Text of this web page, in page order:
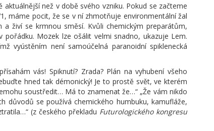
než v době svého vzniku. Pokud se začteme
máme pocit, že se v ní zhmotňuje environmentální žal
živí se krmnou směsí. Kvůli chemickým preparátům,
Mozek lze ošálit velmi snadno, ukazuje Lem.
vyústěním není samoúčelná paranoidní spiklenecká
vás! Spiknutí? Zrada? Plán na vyhubení všeho
hned tak démonický! Je to prostě svět, ve kterém
soustředit… Má to znamenat že…“ „Že vám nikdo
důvodů se používá chemického humbuku, kamufláže,
(z českého překladu Futurologického kongresu